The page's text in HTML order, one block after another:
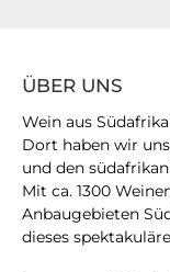
ÜBER UNS
Wein aus
Dort haben wir
und den
Mit ca. 1300
Anbaugebieten
dieses